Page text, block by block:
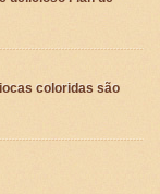
coloridas são